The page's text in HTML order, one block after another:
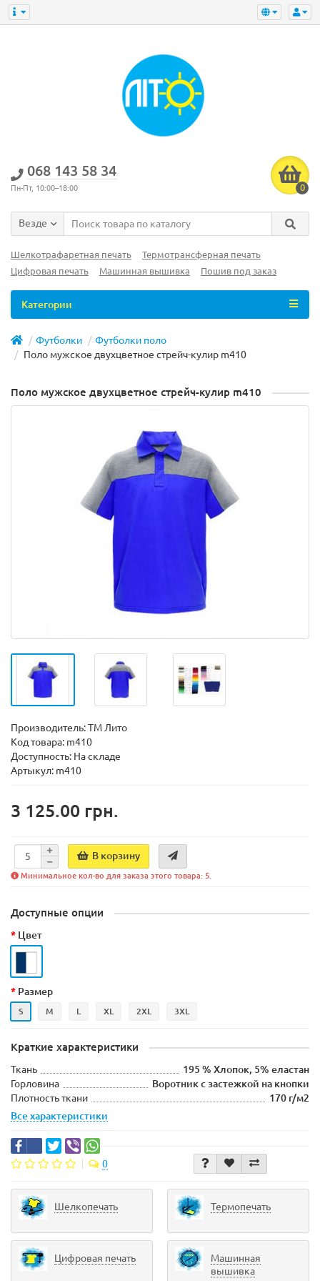
‎068 143 58 34
Пн-Пт, 10:00–18:00 0
Везде
Шелкотрафаретная печать
Термотрансферная печать
Цифровая печать
Машинная вышивка Пошив под заказ
Категории
Футболки
Футболки поло
Поло мужское двухцветное стрейч-кулир m410
Поло мужское двухцветное стрейч-кулир m410
Производитель:ТМ Лито
Код товара: m410
Доступность: На складе
Артыкул: m410
3 125.00 грн.
В корзину
Минимальное кол-во для заказа этого товара: 5.
Доступные опции
Цвет
Размер
S M L XL 2XL 3XL
Краткие характеристики
Ткань
195 % Хлопок, 5% еластан
Горловина
Воротник с застежкой на кнопки
Плотность ткани
170 г/м2
Все характеристики
0
Шелкопечать Термопечать
Цифровая печать
Машинная
вышивка